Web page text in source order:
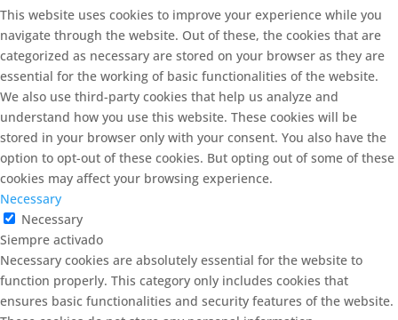
This website uses cookies to improve your experience while you
navigate through the website. Out of these, the cookies that are
categorized as necessary are stored on your browser as they are
essential for the working of basic functionalities of the website.
We also use third-party cookies that help us analyze and
understand how you use this website. These cookies will be
stored in your browser only with your consent. You also have the
option to opt-out of these cookies. But opting out of some of these
cookies may affect your browsing experience.
Necessary
Necessary
Siempre activado
Necessary cookies are absolutely essential for the website to
function properly. This category only includes cookies that
ensures basic functionalities and security features of the website.